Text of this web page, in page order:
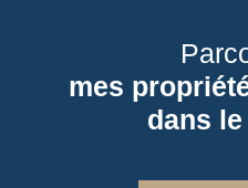
mes
dans